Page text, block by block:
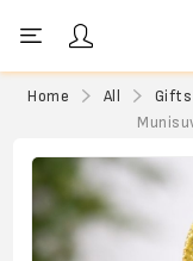
Home All Gifts